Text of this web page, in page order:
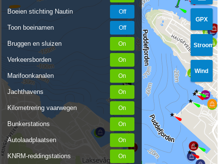
Boeien stichting Nautin
Toon boeinamen
Bruggen en sluizen
Verkeersborden
Marifoonkanalen
Jachthavens
Kilometrering vaarwegen
Bunkerstations
Autolaadplaatsen
KNRM-reddingstations
GPX
Stroom
Wind